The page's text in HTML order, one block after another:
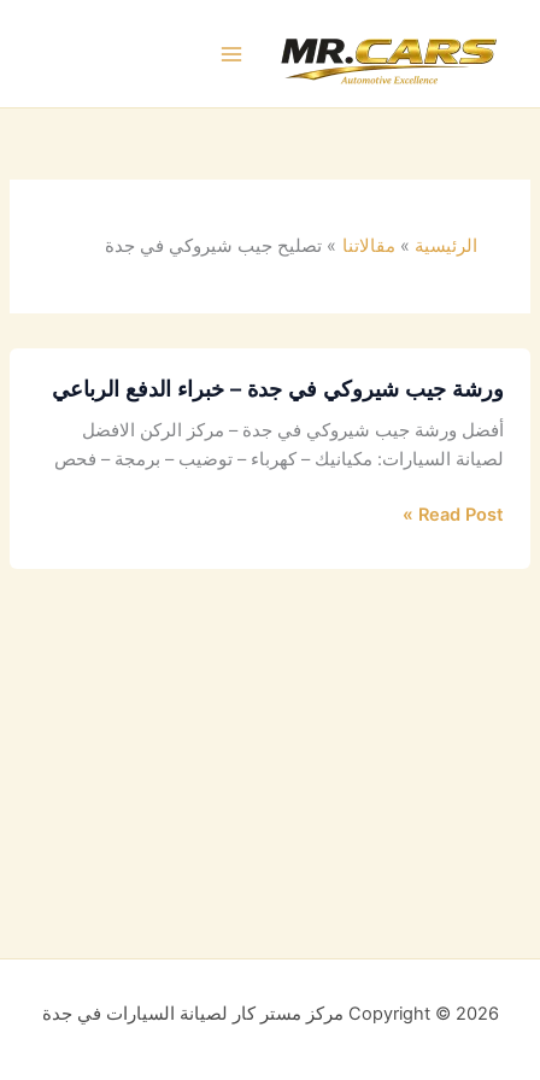
المحتوى
الرئيسية مقالاتنا تصليح جيب شيروكي في جدة
ورشة جيب شيروكي في جدة – خبراء الدفع الرباعي
أفضل ورشة جيب شيروكي في جدة – مركز الركن الافضل
لصيانة السيارات: مكيانيك – كهرباء – توضيب – برمجة – فحص
Read Post »
Copyright © 2026 مركز مستر كار لصيانة السيارات في جدة